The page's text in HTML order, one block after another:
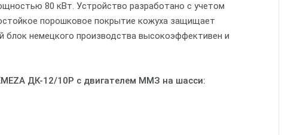
80 кВт. Устройство разработано с учетом
порошковое покрытие кожуха защищает
блок немецкого производства высокоэффективен и
ДК-12/10Р с двигателем ММЗ на шасси: